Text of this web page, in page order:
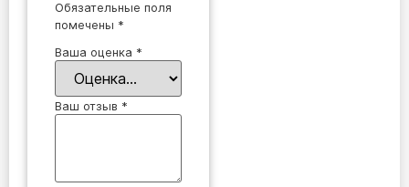
Обязательные поля
помечены *
Ваша оценка *
Ваш отзыв *